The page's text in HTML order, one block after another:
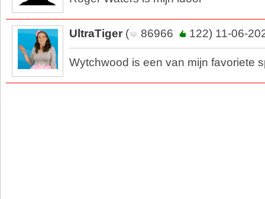
UltraTiger ( 86966 122) 11-06-
Wytchwood is een van mijn favoriete